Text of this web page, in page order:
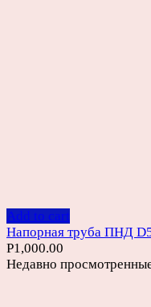
Add to cart
Напорная труба ПНД
Р1,000.00
Недавно